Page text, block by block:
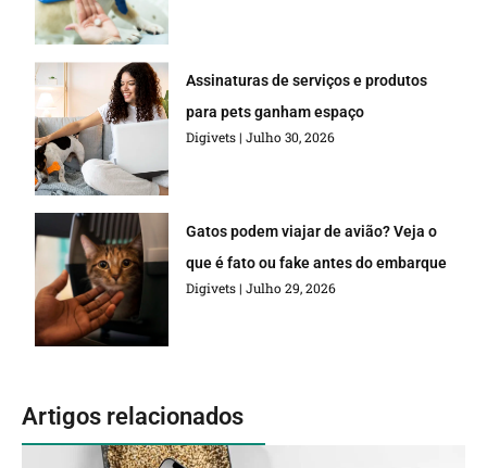
Assinaturas de serviços e produtos
para pets ganham espaço
Digivets Julho 30, 2026
Gatos podem viajar de avião? Veja o
que é fato ou fake antes do embarque
Digivets Julho 29, 2026
Artigos relacionados